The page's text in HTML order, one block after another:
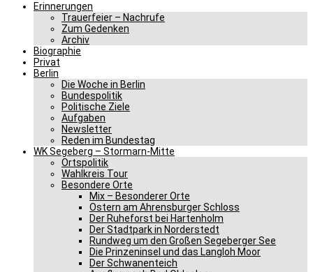
Erinnerungen
Trauerfeier – Nachrufe
Zum Gedenken
Archiv
Biographie
Privat
Berlin
Die Woche in Berlin
Bundespolitik
Politische Ziele
Aufgaben
Newsletter
Reden im Bundestag
WK Segeberg – Stormarn-Mitte
Ortspolitik
Wahlkreis Tour
Besondere Orte
Mix – Besonderer Orte
Ostern am Ahrensburger Schloss
Der Ruheforst bei Hartenholm
Der Stadtpark in Norderstedt
Rundweg um den Großen Segeberger See
Die Prinzeninsel und das Langloh Moor
Der Schwanenteich